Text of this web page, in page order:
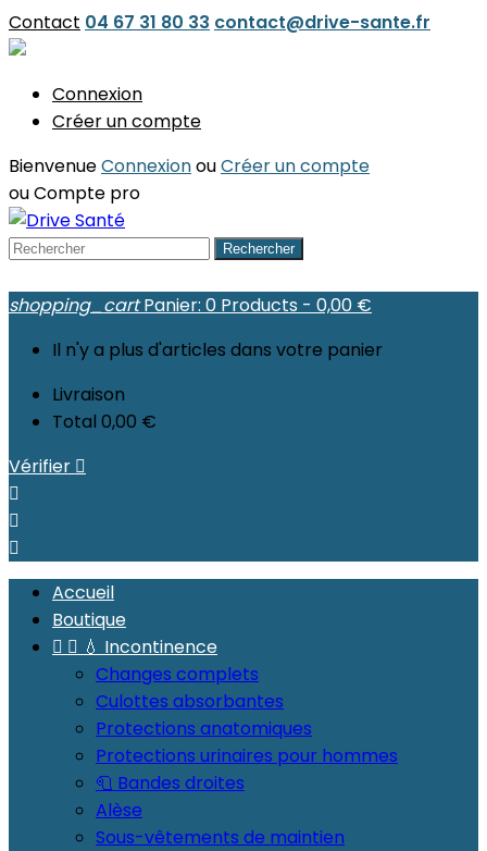
Contact 04 67 31 80 33 contact@drive-sante.fr
Connexion
Créer un compte
BienvenueConnexionouCréer un compte
ouCompte pro
Rechercher
shopping_cart Panier: 0 Products - 0,00 €
Il n'y a plus d'articles dans votre panier
Livraison
Total 0,00 €
Vérifier 



Accueil
Boutique
  💧 Incontinence
Changes complets
Culottes absorbantes
Protections anatomiques
Protections urinaires pour hommes
🧻 Bandes droites
Alèse
Sous-vêtements de maintien